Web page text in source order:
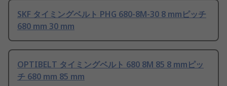
SKF タイミングベルト PHG 680-8M-30 8 mmピッチ
680 mm 30 mm
OPTIBELT タイミングベルト 680 8M 85 8 mmピッ
チ 680 mm 85 mm